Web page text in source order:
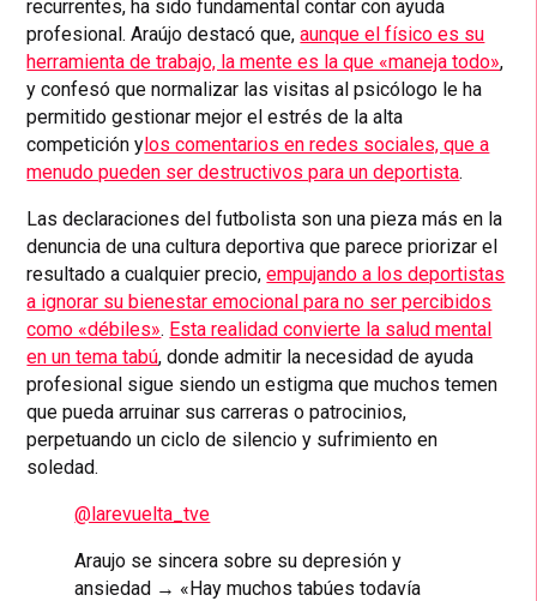
recurrentes, ha sido fundamental contar con ayuda
profesional. Araújo destacó que,aunque el físico es su
herramienta de trabajo, la mente es la que «maneja todo»,
y confesó que normalizar las visitas al psicólogo le ha
permitido gestionar mejor el estrés de la alta
competición ylos comentarios en redes sociales, que a
menudo pueden ser destructivos para un deportista.
Las declaraciones del futbolista son una pieza más en la
denuncia de una cultura deportiva que parece priorizar el
resultado a cualquier precio,empujando a los deportistas
a ignorar su bienestar emocional para no ser percibidos
como «débiles». Esta realidad convierte la salud mental
en un tema tabú, donde admitir la necesidad de ayuda
profesional sigue siendo un estigma que muchos temen
que pueda arruinar sus carreras o patrocinios,
perpetuando un ciclo de silencio y sufrimiento en
soledad.
@larevuelta_tve
Araujo se sincera sobre su depresión y
ansiedad → «Hay muchos tabúes todavía